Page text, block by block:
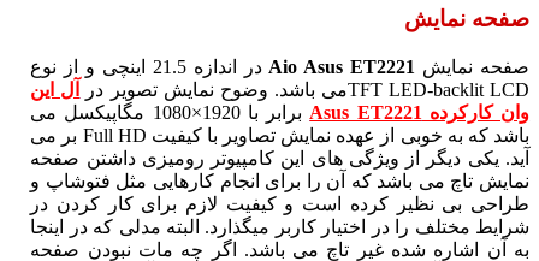
صفحه نمایش
صفحه ‌نمایش Aio Asus ET2221
در اندازه 21.5 اینچی و از نوع
TFT LED-backlit LCDمی باشد. وضوح نمایش تصویر در
آل این
وان کارکرده Asus ET2221
برابر با 1920×1080 مگاپیکسل می
باشد که به خوبی از عهده نمایش تصاویر با کیفیت Full HD بر می
آید. یکی دیگر از ویژگی های این کامپیوتر رومیزی داشتن صفحه
نمایش تاچ می باشد که آن را برای انجام کارهایی مثل فتوشاپ و
طراحی بی نظیر کرده است و کیفیت لازم برای کار کردن در
شرایط مختلف را در اختیار کاربر میگذارد. البته مدلی که در اینجا
به آن اشاره شده غیر تاچ می باشد. اگر چه مات نبودن صفحه